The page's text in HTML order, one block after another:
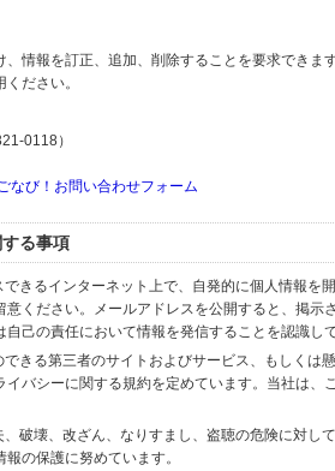
情報を訂正、追加、削除することを要求できま
ださい。
0118）
なび！お問い合わせフォーム
る事項
きるインターネット上で、自発的に個人情報を
ください。メールアドレスを公開すると、掲示
己の責任において情報を発信することを認識し
きる第三者のサイトおよびサービス、もしくは
バシーに関する規約を定めています。当社は、
破壊、改ざん、なりすまし、盗聴の危険に対し
の保護に努めています。